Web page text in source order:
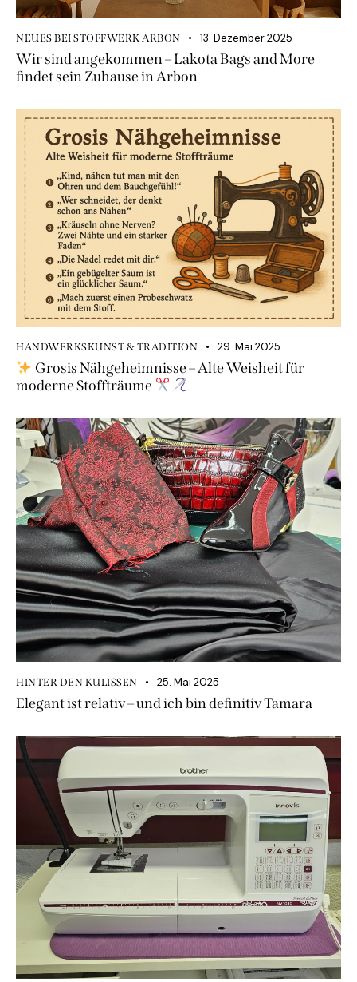
NEUES BEI STOFFWERK ARBON 13. Dezember 2025
Wir sind angekommen – Lakota Bags and More
findet sein Zuhause in Arbon
HANDWERKSKUNST & TRADITION 29. Mai 2025
Grosis Nähgeheimnisse – Alte Weisheit für
moderne Stoffträume
HINTER DEN KULISSEN 25. Mai 2025
Elegant ist relativ – und ich bin definitiv Tamara